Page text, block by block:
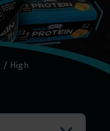
/ High